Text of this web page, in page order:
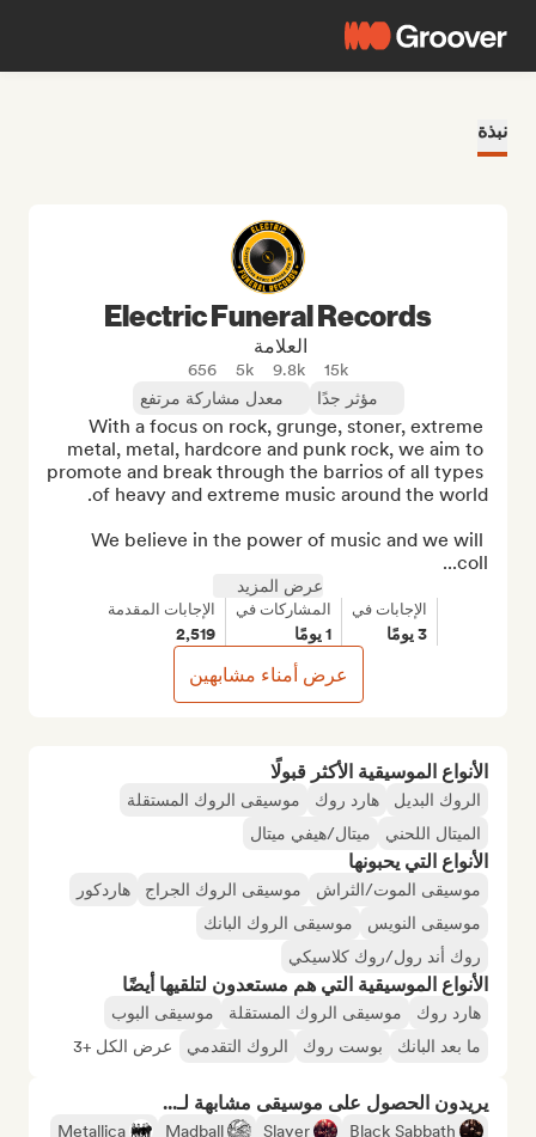
نبذة
الأنواع الموسيقية الأكثر قبولًا
الروك البديل هارد روك
موسيقى الروك المستقلة
الميتال اللحني
ميتال/هيفي ميتال
الأنواع التي يحبونها
موسيقى الموت/الثراش موسيقى الروك الجراج
هاردكور
موسيقى النويس
موسيقى الروك البانك
روك أند رول/روك كلاسيكي
الأنواع الموسيقية التي هم مستعدون لتلقيها أيضًا
هارد روك موسيقى الروك المستقلة
موسيقى البوب
ما بعد البانك
بوست روك الروك التقدمي عرض الكل +3
يريدون الحصول على موسيقى مشابهة لـ...
Black Sabbath
Slayer
Madball
Metallica
Electric Funeral Records
العلامة
15k
9.8k
5k
656
مؤثر جدًا
معدل مشاركة مرتفع
With a focus on rock, grunge, stoner, extreme
metal, metal, hardcore and punk rock, we aim to
promote and break through the barrios of all types
We believe in the power of music and we will
coll...
عرض المزيد
الإجابات في
3 يومًا
المشاركات في
1 يومًا
الإجابات المقدمة
2,519
عرض أمناء مشابهين